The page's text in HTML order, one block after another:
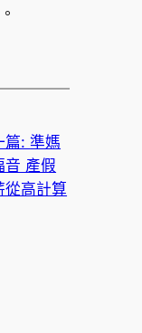
篇:準媽
音 產假
從高計算